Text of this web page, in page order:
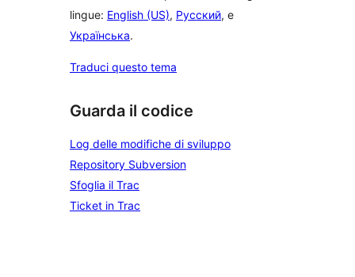
lingue: English (US), Русский, e
Українська.
Traduci questo tema
Guarda il codice
Log delle modifiche di sviluppo
Repository Subversion
Sfoglia il Trac
Ticket in Trac